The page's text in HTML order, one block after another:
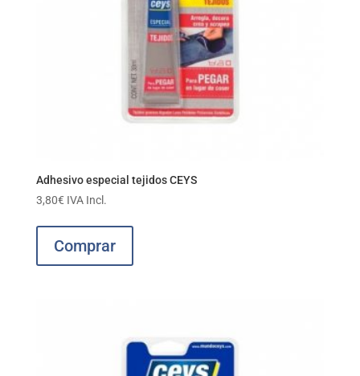
Adhesivo especial tejidos CEYS
3,80€ IVA Incl.
Comprar